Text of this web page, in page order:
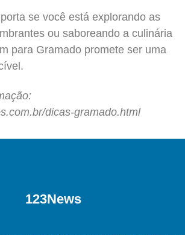
se você está explorando as
ou saboreando a culinária
para Gramado promete ser uma
dicas-gramado.html
123News